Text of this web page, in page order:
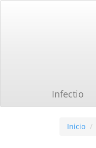
Infectio
Inicio